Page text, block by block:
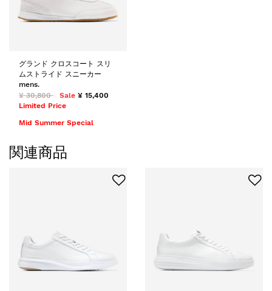
グランド クロスコート スリ
ムストライド スニーカー
mens.
¥ 30,800
Sale ¥ 15,400
Limited Price
Mid Summer Special
関連商品